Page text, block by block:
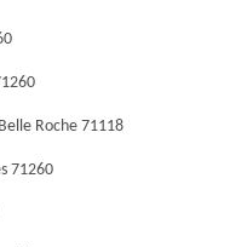
Roche 71118
71260